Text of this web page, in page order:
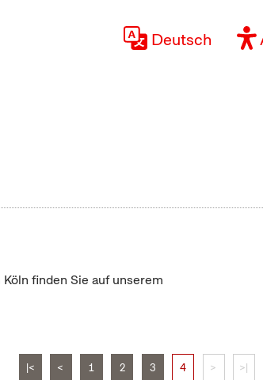
Deutsch
finden Sie auf unserem
|< < 1 2 3 4 > >|